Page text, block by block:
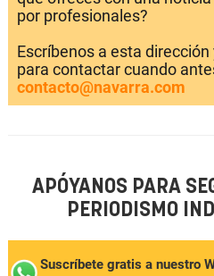
por profesionales?
Escríbenos a esta
para contactar cuando
contacto@navarra.com
APÓYANOS PARA
PERIODISMO
Suscríbete gratis a nuestro